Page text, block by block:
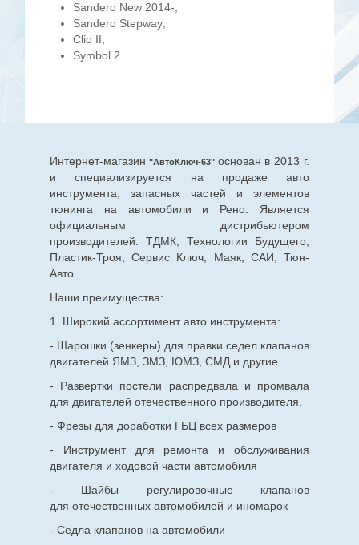
Sandero New 2014-;
Sandero Stepway;
Clio II;
Symbol 2.
Интернет-магазин "АвтоКлюч-63" основан в 2013 г.
и специализируется на продаже авто
инструмента, запасных частей и элементов
тюнинга на автомобили и Рено. Является
официальным дистрибьютером
производителей: ТДМК, Технологии Будущего,
Пластик-Троя, Сервис Ключ, Маяк, САИ, Тюн-
Авто.
Наши преимущества:
1. Широкий ассортимент авто инструмента:
- Шарошки (зенкеры) для правки седел клапанов
двигателей ЯМЗ, ЗМЗ, ЮМЗ, СМД и другие
- Развертки постели распредвала и промвала
для двигателей отечественного производителя.
- Фрезы для доработки ГБЦ всех размеров
- Инструмент для ремонта и обслуживания
двигателя и ходовой части автомобиля
- Шайбы регулировочные клапанов
для отечественныхавтомобилей и иномарок
- Седла клапанов на автомобили